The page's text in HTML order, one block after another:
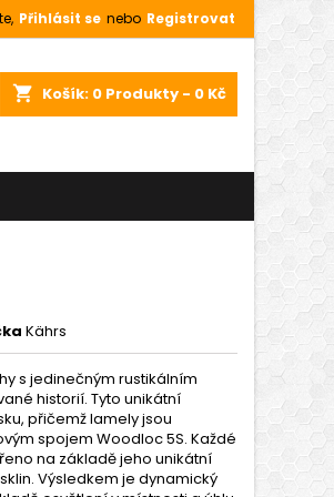
Přihlásit se nebo Registrovat
shopping_cart Košík: 0 Produkty - 0 Kč
Kährs
s jedinečným rustikálním
historií. Tyto unikátní
přičemž lamely jsou
spojem Woodloc 5S. Každé
na základě jeho unikátní
Výsledkem je dynamický